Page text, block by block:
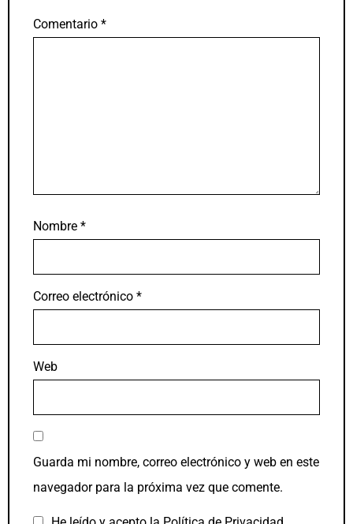
Comentario *
Nombre *
Correo electrónico *
Web
Guarda mi nombre, correo electrónico y web en este
navegador para la próxima vez que comente.